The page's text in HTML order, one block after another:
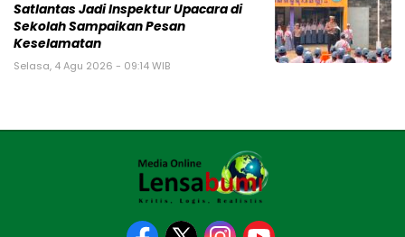
Satlantas Jadi Inspektur Upacara di
Sekolah Sampaikan Pesan
Keselamatan
Selasa, 4 Agu 2026 - 09:14 WIB